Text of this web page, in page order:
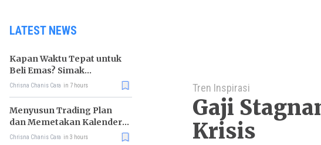
LATEST NEWS
Kapan Waktu Tepat untuk
Beli Emas? Simak
Strateginya
Chrisna Chanis Cara in 7 hours
Menyusun Trading Plan
dan Memetakan Kalender
Ekonomi Mingguan
Chrisna Chanis Cara in 3 hours
Tren Inspirasi
Gaji
Krisis